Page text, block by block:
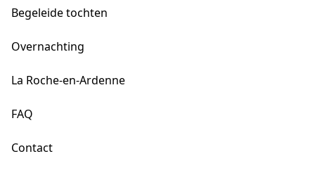
Begeleide tochten
Overnachting
La Roche-en-Ardenne
FAQ
Contact